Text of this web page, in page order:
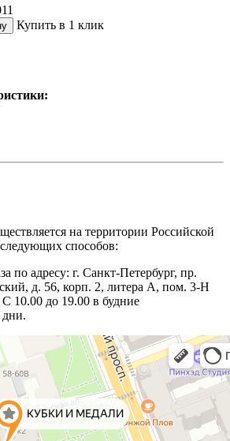
Купить в 1 клик
на территории Российской
способов:
по адресу: г. Санкт-Петербург, пр.
д. 56, корп. 2, литера А, пом. 3-Н
С 10.00 до 19.00 в будние
дни.